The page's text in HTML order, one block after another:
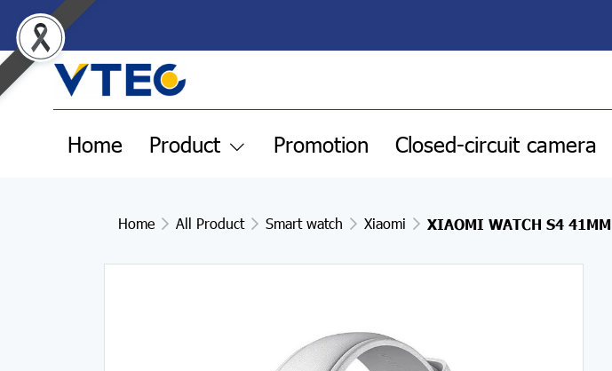
Home Product Promotion Closed-circuit camera
Home All Product Smart watch Xiaomi XIAOMI WATCH S4 41MM